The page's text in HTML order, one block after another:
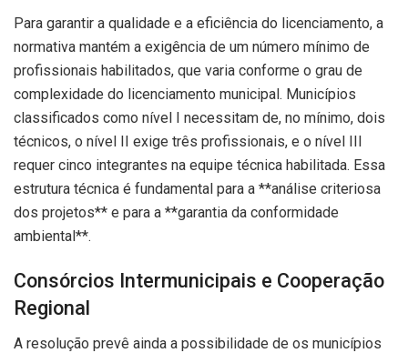
Para garantir a qualidade e a eficiência do licenciamento, a
normativa mantém a exigência de um número mínimo de
profissionais habilitados, que varia conforme o grau de
complexidade do licenciamento municipal. Municípios
classificados como nível I necessitam de, no mínimo, dois
técnicos, o nível II exige três profissionais, e o nível III
requer cinco integrantes na equipe técnica habilitada. Essa
estrutura técnica é fundamental para a **análise criteriosa
dos projetos** e para a **garantia da conformidade
ambiental**.
Consórcios Intermunicipais e Cooperação
Regional
A resolução prevê ainda a possibilidade de os municípios